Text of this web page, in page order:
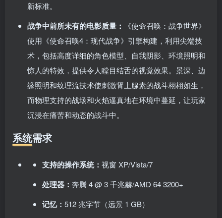
新标准。
战争中前所未有的电影质量：
《使命召唤：战争世界》
使用《使命召唤4：现代战争》引擎构建，利用尖端技
术，包括高度详细的角色模型、自我阴影、环境照明和
惊人的特效，提供令人瞠目结舌的视觉效果。景深、边
缘照明和纹理流技术使刺激肾上腺素的战斗栩栩如生，
而物理支持的战场和火焰逼真地在环境中蔓延，让玩家
沉浸在痛苦和动态的战斗中。
系统需求
支持的操作系统： 视窗 XP/Vista/7
处理器： 奔腾 4 @ 3 千兆赫/AMD 64 3200+
记忆： 512 兆字节（远景 1 GB）